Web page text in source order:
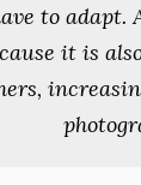
to
it is